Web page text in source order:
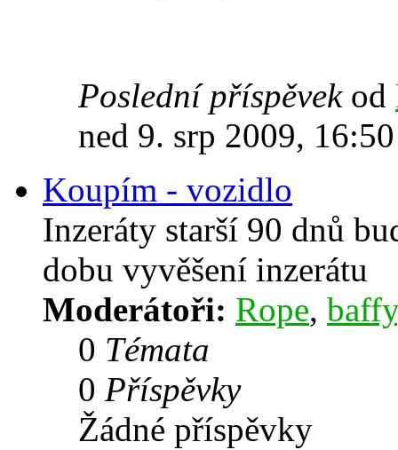
Poslední příspěvekod
ned 9. srp 2009, 16:50
Koupím - vozidlo
Inzeráty starší 90 dnů
dobu vyvěšení inzerátu
Moderátoři: Rope, baffy
0 Témata
0 Příspěvky
Žádné příspěvky